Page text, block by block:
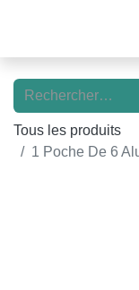
Tous les produits
1 Poche De 6